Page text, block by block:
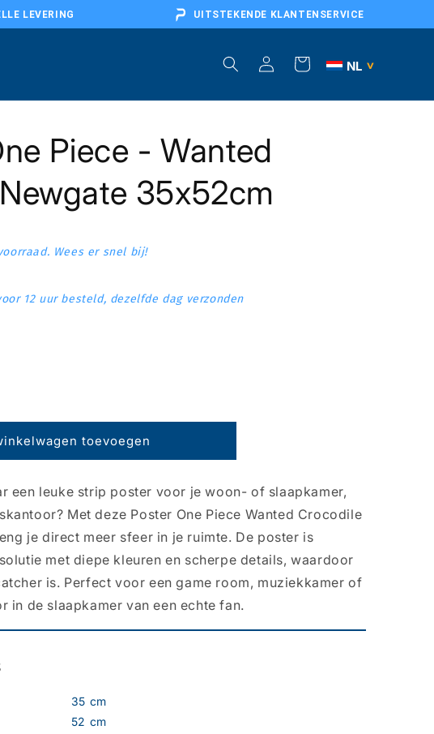
LEVERING UITSTEKENDE KLANTENSERVICE
Inloggen
Winkelwagen NL >
BE
Piece - Wanted
35x52cm
Wees er snel bij!
12 uur besteld, dezelfde dag verzonden
toevoegen
een leuke strip poster voor je woon- of slaapkamer,
Met deze Poster One Piece Wanted Crocodile
je direct meer sfeer in je ruimte. De poster is
met diepe kleuren en scherpe details, waardoor
is. Perfect voor een game room, muziekkamer of
in de slaapkamer van een echte fan.
35 cm
52 cm